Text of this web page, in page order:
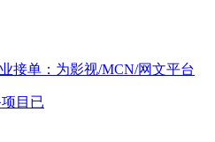
接单：为影视/MCN/网文平台
目已